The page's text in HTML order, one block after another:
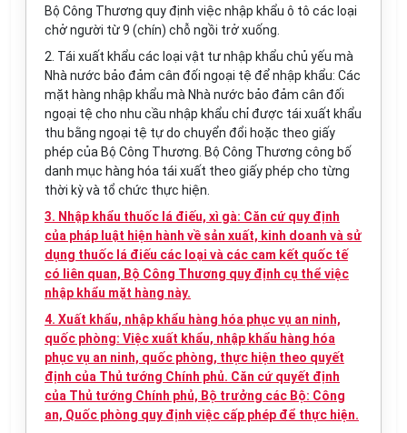
Bộ Công Thương quy định việc nhập khẩu ô tô các loại
chở người từ 9 (chín) chỗ ngồi trở xuống.
2. Tái xuất khẩu các loại vật tư nhập khẩu chủ yếu mà
Nhà nước bảo đảm cân đối ngoại tệ để nhập khẩu: Các
mặt hàng nhập khẩu mà Nhà nước bảo đảm cân đối
ngoại tệ cho nhu cầu nhập khẩu chỉ được tái xuất khẩu
thu bằng ngoại tệ tự do chuyển đổi hoặc theo giấy
phép của Bộ Công Thương. Bộ Công Thương công bố
danh mục hàng hóa tái xuất theo giấy phép cho từng
thời kỳ và tổ chức thực hiện.
3. Nhập khẩu thuốc lá điếu, xì gà: Căn cứ quy định
của pháp luật hiện hành về sản xuất, kinh doanh và sử
dụng thuốc lá điếu các loại và các cam kết quốc tế
có liên quan, Bộ Công Thương quy định cụ thể việc
nhập khẩu mặt hàng này.
4. Xuất khẩu, nhập khẩu hàng hóa phục vụ an ninh,
quốc phòng: Việc xuất khẩu, nhập khẩu hàng hóa
phục vụ an ninh, quốc phòng, thực hiện theo quyết
định của Thủ tướng Chính phủ. Căn cứ quyết định
của Thủ tướng Chính phủ, Bộ trưởng các Bộ: Công
an, Quốc phòng quy định việc cấp phép để thực hiện.